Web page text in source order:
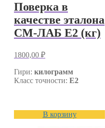
Поверка в
качестве эталона
СМ-ЛАБ E2 (кг)
1800,00 ₽
Гири: килограмм
Класс точности: E2
В корзину